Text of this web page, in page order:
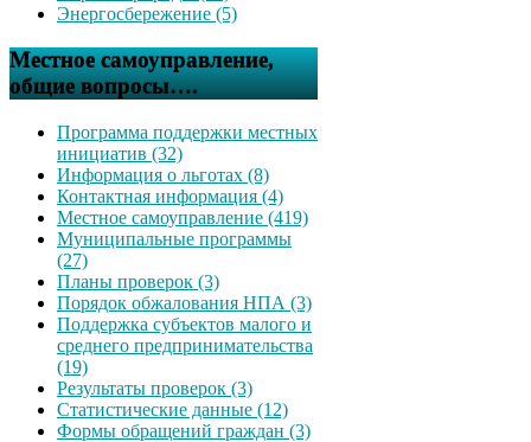
Энергосбережение (5)
Местное самоуправление,
общие вопросы….
Программа поддержки местных
инициатив (32)
Информация о льготах (8)
Контактная информация (4)
Местное самоуправление (419)
Муниципальные программы
(27)
Планы проверок (3)
Порядок обжалования НПА (3)
Поддержка субъектов малого и
среднего предпринимательства
(19)
Результаты проверок (3)
Статистические данные (12)
Формы обращений граждан (3)